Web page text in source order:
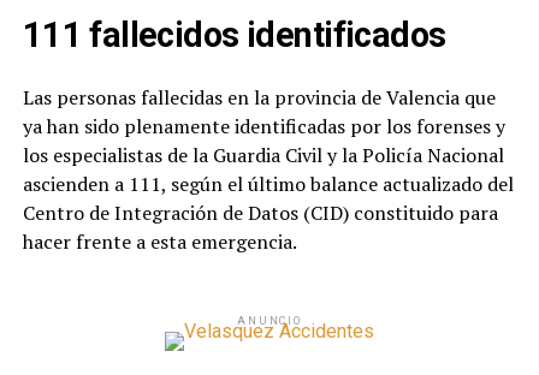
111 fallecidos identificados
Las personas fallecidas en la provincia de Valencia que
ya han sido plenamente identificadas por los forenses y
los especialistas de la Guardia Civil y la Policía Nacional
ascienden a 111, según el último balance actualizado del
Centro de Integración de Datos (CID) constituido para
hacer frente a esta emergencia.
ANUNCIO